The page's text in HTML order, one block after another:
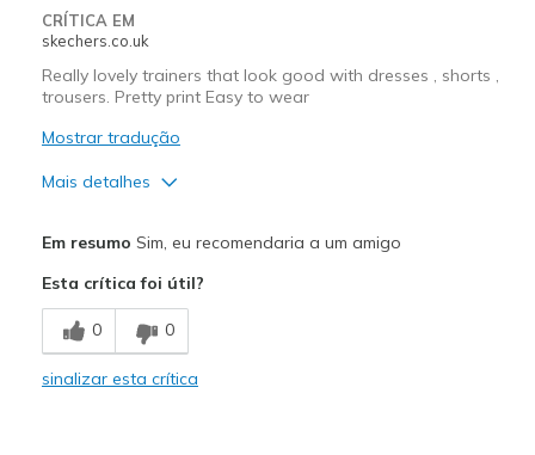
CRÍTICA EM
skechers.co.uk
Really lovely trainers that look good with dresses , shorts ,
trousers. Pretty print Easy to wear
Mostrar tradução
Mais detalhes
Comfortable
Melhores utilizações
Casual Wear
Em resumo Sim, eu recomendaria a um amigo
Esta crítica foi útil?
0 0
sinalizar esta crítica